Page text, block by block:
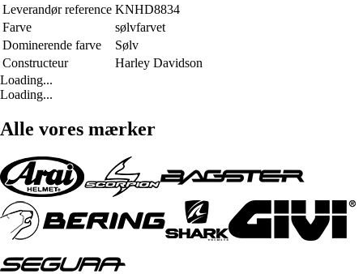
Leverandør reference KNHD8834
Farve
sølvfarvet
Dominerende farve
Sølv
Constructeur
Harley Davidson
Loading...
Loading...
Alle vores mærker